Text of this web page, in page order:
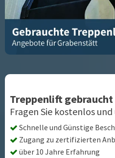
Treppenlift
Fragen Sie kostenlos
Schnelle und Günstige
Zugang zu zertifizierten
über 10 Jahre Erfahrung